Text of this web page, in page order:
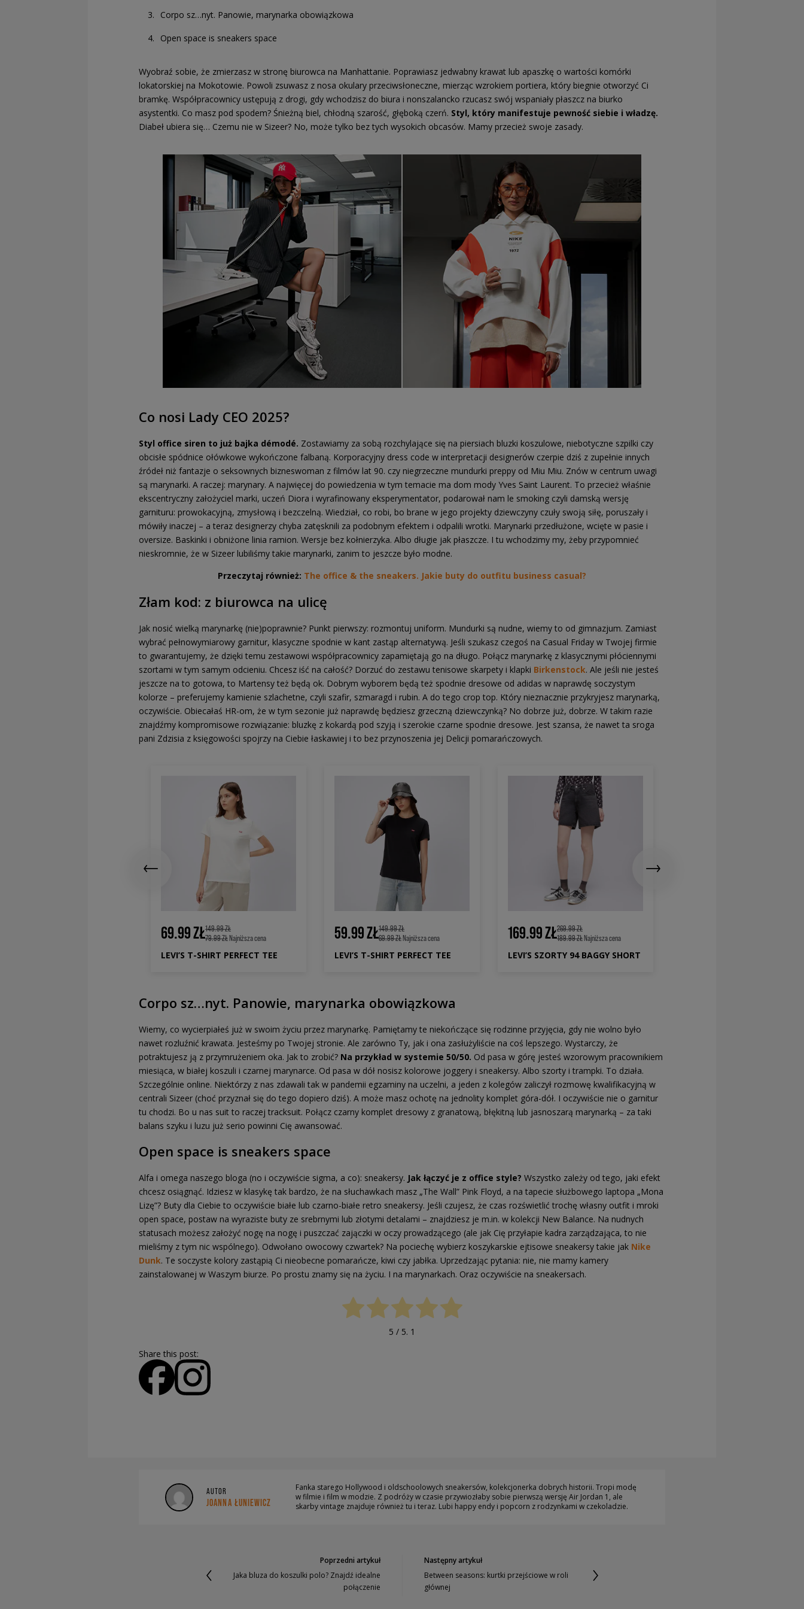
Corpo sz…nyt. Panowie, marynarka obowiązkowa
Open space is sneakers space
Wyobraź sobie, że zmierzasz w stronę biurowca na Manhattanie. Poprawiasz jedwabny krawat lub apaszkę o wartości komórki
lokatorskiej na Mokotowie. Powoli zsuwasz z nosa okulary przeciwsłoneczne, mierząc wzrokiem portiera, który biegnie otworzyć Ci
bramkę. Współpracownicy ustępują z drogi, gdy wchodzisz do biura i nonszalancko rzucasz swój wspaniały płaszcz na biurko
asystentki. Co masz pod spodem? Śnieżną biel, chłodną szarość, głęboką czerń. Styl, który manifestuje pewność siebie i władzę.
Diabeł ubiera się… Czemu nie w Sizeer? No, może tylko bez tych wysokich obcasów. Mamy przecież swoje zasady.
Co nosi Lady CEO 2025?
Styl office siren to już bajka démodé. Zostawiamy za sobą rozchylające się na piersiach bluzki koszulowe, niebotyczne szpilki czy
obcisłe spódnice ołówkowe wykończone falbaną. Korporacyjny dress code w interpretacji designerów czerpie dziś z zupełnie innych
źródeł niż fantazje o seksownych bizneswoman z filmów lat 90. czy niegrzeczne mundurki preppy od Miu Miu. Znów w centrum uwagi
są marynarki. A raczej: marynary. A najwięcej do powiedzenia w tym temacie ma dom mody Yves Saint Laurent. To przecież właśnie
ekscentryczny założyciel marki, uczeń Diora i wyrafinowany eksperymentator, podarował nam le smoking czyli damską wersję
garnituru: prowokacyjną, zmysłową i bezczelną. Wiedział, co robi, bo brane w jego projekty dziewczyny czuły swoją siłę, poruszały i
mówiły inaczej – a teraz designerzy chyba zatęsknili za podobnym efektem i odpalili wrotki. Marynarki przedłużone, wcięte w pasie i
oversize. Baskinki i obniżone linia ramion. Wersje bez kołnierzyka. Albo długie jak płaszcze. I tu wchodzimy my, żeby przypomnieć
nieskromnie, że w Sizeer lubiliśmy takie marynarki, zanim to jeszcze było modne.
Przeczytaj również: The office & the sneakers. Jakie buty do outfitu business casual?
Złam kod: z biurowca na ulicę
Jak nosić wielką marynarkę (nie)poprawnie? Punkt pierwszy: rozmontuj uniform. Mundurki są nudne, wiemy to od gimnazjum. Zamiast
wybrać pełnowymiarowy garnitur, klasyczne spodnie w kant zastąp alternatywą. Jeśli szukasz czegoś na Casual Friday w Twojej firmie
to gwarantujemy, że dzięki temu zestawowi współpracownicy zapamiętają go na długo. Połącz marynarkę z klasycznymi płóciennymi
szortami w tym samym odcieniu. Chcesz iść na całość? Dorzuć do zestawu tenisowe skarpety i klapki Birkenstock. Ale jeśli nie jesteś
jeszcze na to gotowa, to Martensy też będą ok. Dobrym wyborem będą też spodnie dresowe od adidas w naprawdę soczystym
kolorze – preferujemy kamienie szlachetne, czyli szafir, szmaragd i rubin. A do tego crop top. Który nieznacznie przykryjesz marynarką,
oczywiście. Obiecałaś HR-om, że w tym sezonie już naprawdę będziesz grzeczną dziewczynką? No dobrze już, dobrze. W takim razie
znajdźmy kompromisowe rozwiązanie: bluzkę z kokardą pod szyją i szerokie czarne spodnie dresowe. Jest szansa, że nawet ta sroga
pani Zdzisia z księgowości spojrzy na Ciebie łaskawiej i to bez przynoszenia jej Delicji pomarańczowych.
69.99 ZŁ149.99 ZŁ
79.99 ZŁNajniższa cena
LEVI’S T-SHIRT PERFECT TEE
59.99 ZŁ149.99 ZŁ
69.99 ZŁNajniższa cena
LEVI’S T-SHIRT PERFECT TEE
169.99 ZŁ269.99 ZŁ
189.99 ZŁNajniższa cena
LEVI’S SZORTY 94 BAGGY SHORT
Corpo sz…nyt. Panowie, marynarka obowiązkowa
Wiemy, co wycierpiałeś już w swoim życiu przez marynarkę. Pamiętamy te niekończące się rodzinne przyjęcia, gdy nie wolno było
nawet rozluźnić krawata. Jesteśmy po Twojej stronie. Ale zarówno Ty, jak i ona zasłużyliście na coś lepszego. Wystarczy, że
potraktujesz ją z przymrużeniem oka. Jak to zrobić? Na przykład w systemie 50/50. Od pasa w górę jesteś wzorowym pracownikiem
miesiąca, w białej koszuli i czarnej marynarce. Od pasa w dół nosisz kolorowe joggery i sneakersy. Albo szorty i trampki. To działa.
Szczególnie online. Niektórzy z nas zdawali tak w pandemii egzaminy na uczelni, a jeden z kolegów zaliczył rozmowę kwalifikacyjną w
centrali Sizeer (choć przyznał się do tego dopiero dziś). A może masz ochotę na jednolity komplet góra-dół. I oczywiście nie o garnitur
tu chodzi. Bo u nas suit to raczej tracksuit. Połącz czarny komplet dresowy z granatową, błękitną lub jasnoszarą marynarką – za taki
balans szyku i luzu już serio powinni Cię awansować.
Open space is sneakers space
Alfa i omega naszego bloga (no i oczywiście sigma, a co): sneakersy. Jak łączyć je z office style? Wszystko zależy od tego, jaki efekt
chcesz osiągnąć. Idziesz w klasykę tak bardzo, że na słuchawkach masz „The Wall” Pink Floyd, a na tapecie służbowego laptopa „Mona
Lizę”? Buty dla Ciebie to oczywiście białe lub czarno-białe retro sneakersy. Jeśli czujesz, że czas rozświetlić trochę własny outfit i mroki
open space, postaw na wyraziste buty ze srebrnymi lub złotymi detalami – znajdziesz je m.in. w kolekcji New Balance. Na nudnych
statusach możesz założyć nogę na nogę i puszczać zajączki w oczy prowadzącego (ale jak Cię przyłapie kadra zarządzająca, to nie
mieliśmy z tym nic wspólnego). Odwołano owocowy czwartek? Na pociechę wybierz koszykarskie ejtisowe sneakersy takie jak Nike
Dunk. Te soczyste kolory zastąpią Ci nieobecne pomarańcze, kiwi czy jabłka. Uprzedzając pytania: nie, nie mamy kamery
zainstalowanej w Waszym biurze. Po prostu znamy się na życiu. I na marynarkach. Oraz oczywiście na sneakersach.
5 / 5. 1
Share this post:
AUTOR
JOANNA ŁUNIEWICZ
Fanka starego Hollywood i oldschoolowych sneakersów, kolekcjonerka dobrych historii. Tropi modę
w filmie i film w modzie. Z podróży w czasie przywiozłaby sobie pierwszą wersję Air Jordan 1, ale
skarby vintage znajduje również tu i teraz. Lubi happy endy i popcorn z rodzynkami w czekoladzie.
Poprzedni artykuł
Jaka bluza do koszulki polo? Znajdź idealne
połączenie
Następny artykuł
Between seasons: kurtki przejściowe w roli
głównej